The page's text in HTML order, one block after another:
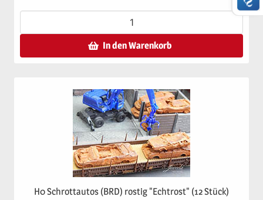
In den Warenkorb
H0 Schrottautos (BRD) rostig "Echtrost" (12 Stück)